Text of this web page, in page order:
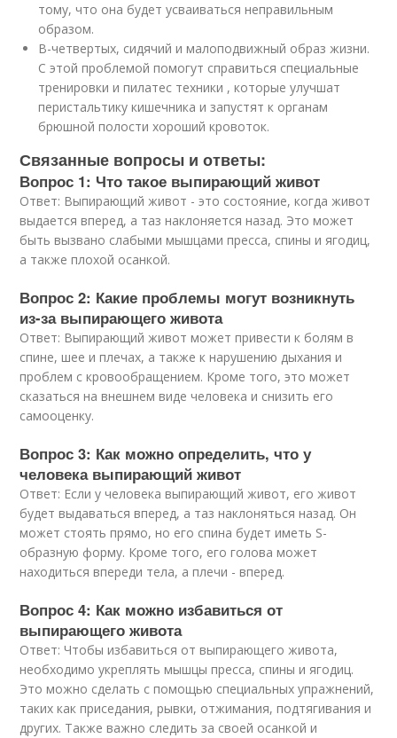
тому, что она будет усваиваться неправильным
образом.
В-четвертых, сидячий и малоподвижный образ жизни.
С этой проблемой помогут справиться специальные
тренировки и пилатес техники , которые улучшат
перистальтику кишечника и запустят к органам
брюшной полости хороший кровоток.
Связанные вопросы и ответы:
Вопрос 1: Что такое выпирающий живот
Ответ: Выпирающий живот - это состояние, когда живот
выдается вперед, а таз наклоняется назад. Это может
быть вызвано слабыми мышцами пресса, спины и ягодиц,
а также плохой осанкой.
Вопрос 2: Какие проблемы могут возникнуть
из-за выпирающего живота
Ответ: Выпирающий живот может привести к болям в
спине, шее и плечах, а также к нарушению дыхания и
проблем с кровообращением. Кроме того, это может
сказаться на внешнем виде человека и снизить его
самооценку.
Вопрос 3: Как можно определить, что у
человека выпирающий живот
Ответ: Если у человека выпирающий живот, его живот
будет выдаваться вперед, а таз наклоняться назад. Он
может стоять прямо, но его спина будет иметь S-
образную форму. Кроме того, его голова может
находиться впереди тела, а плечи - вперед.
Вопрос 4: Как можно избавиться от
выпирающего живота
Ответ: Чтобы избавиться от выпирающего живота,
необходимо укреплять мышцы пресса, спины и ягодиц.
Это можно сделать с помощью специальных упражнений,
таких как приседания, рывки, отжимания, подтягивания и
других. Также важно следить за своей осанкой и